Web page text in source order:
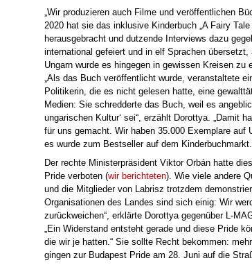
„Wir produzieren auch Filme und veröffentlichen
2020 hat sie das inklusive Kinderbuch „A Fairy Tale
herausgebracht und dutzende Interviews dazu
international gefeiert und in elf Sprachen
Ungarn wurde es hingegen in gewissen Kreisen zu
„Als das Buch veröffentlicht wurde, veranstaltete
Politikerin, die es nicht gelesen hatte, eine
Medien: Sie schredderte das Buch, weil es
ungarischen Kultur‘ sei“, erzählt Dorottya. „Damit
für uns gemacht. Wir haben 35.000 Exemplare auf
es wurde zum Bestseller auf dem
Der rechte Ministerpräsident Viktor Orbán hatte
Pride verboten (wir berichteten). Wie viele andere
und die Mitglieder von Labrisz trotzdem
Organisationen des Landes sind sich einig: Wir
zurückweichen“, erklärte Dorottya gegenüber L-
„Ein Widerstand entsteht gerade und diese Pride
die wir je hatten.“ Sie sollte Recht bekommen:
gingen zur Budapest Pride am 28. Juni auf die